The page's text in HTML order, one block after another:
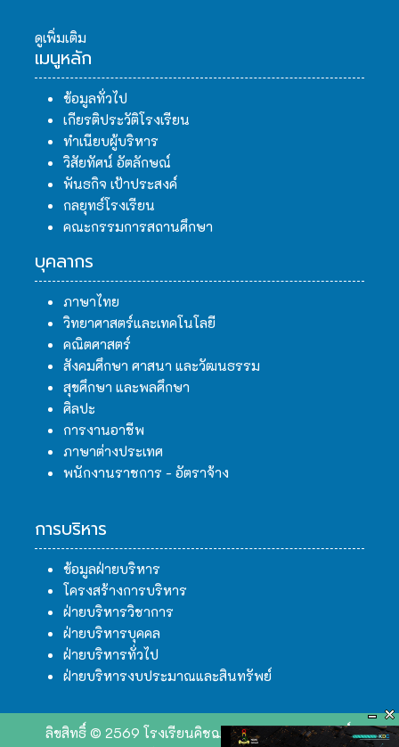
ดูเพิ่มเติม
เมนูหลัก
ข้อมูลทั่วไป
เกียรติประวัติโรงเรียน
ทำเนียบผู้บริหาร
วิสัยทัศน์ อัตลักษณ์
พันธกิจ เป้าประสงค์
กลยุทธ์โรงเรียน
คณะกรรมการสถานศึกษา
บุคลากร
ภาษาไทย
วิทยาศาสตร์และเทคโนโลยี
คณิตศาสตร์
สังคมศึกษา ศาสนา และวัฒนธรรม
สุขศึกษา และพลศึกษา
ศิลปะ
การงานอาชีพ
ภาษาต่างประเทศ
พนักงานราชการ - อัตราจ้าง
การบริหาร
ข้อมูลฝ่ายบริหาร
โครงสร้างการบริหาร
ฝ่ายบริหารวิชาการ
ฝ่ายบริหารบุคคล
ฝ่ายบริหารทั่วไป
ฝ่ายบริหารงบประมาณและสินทรัพย์
ลิขสิทธิ์ © 2569 โรงเรียนคิชฌกูฏวิทยา. สงวนลิขสิทธิ์.